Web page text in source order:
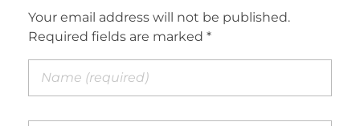
Your email address will not be published.
Required fields are marked *